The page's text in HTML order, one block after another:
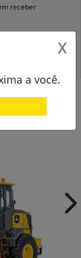
receber
X
a você.